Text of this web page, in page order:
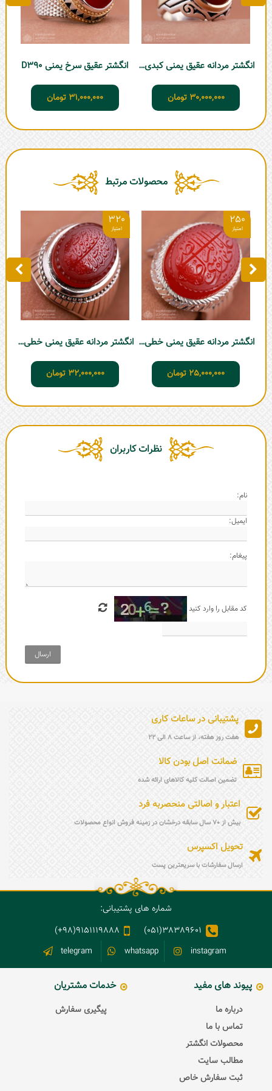
انگشتر مردانه عقیق یمنی کبدی شبکه
30,000,000 تومان
انگشتر عقیق سرخ یمنی D390
31,000,000 تومان
محصولات مرتبط
250
انگشتر مردانه عقیق یمنی خطی حرزدار
25,000,000 تومان
320
انگشتر مردانه عقیق یمنی خطی (احمد)
32,000,000 تومان
نظرات کاربران
نام:
ایمیل:
پیغام:
کد مقابل را وارد کنید
ارسال
پشتیبانی در ساعات کاری
هفت روز هفته، از ساعت 8 الی 22
ضمانت اصل بودن کالا
تضمین اصالت کلیه کالاهای ارائه شده
اعتبار و اصالتی منحصربه فرد
بیش از 70 سال سابقه درخشان در زمینه فروش انواع محصولات
تحویل اکسپرس
ارسال سفارشات با سریعترین پست
شماره های پشتیبانی:
38389601(051)
9151119888(98+)
instagram
whatsapp
telegram
پیوند های مفید
درباره ما
تماس با ما
محصولات انگشتر
مطالب سایت
ثبت سفارش خاص
خدمات مشتریان
پیگیری سفارش